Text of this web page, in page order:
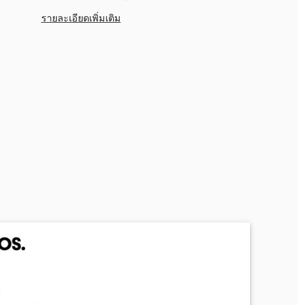
รายละเอียดเพิ่มเติม